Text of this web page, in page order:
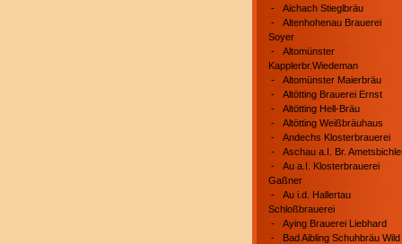
- Aichach Stieglbräu
- Altenhohenau Brauerei
Soyer
- Altomünster
Kapplerbr.Wiedeman
- Altomünster Maierbräu
- Altötting Brauerei Ernst
- Altötting Hell-Bräu
- Altötting Weißbräuhaus
- Andechs Klosterbrauerei
- Aschau a.I. Br.
- Au a.I. Klosterbrauerei
Gaßner
- Au i.d. Hallertau
Schloßbrauerei
- Aying Brauerei Liebhard
- Bad Aibling Schuhbräu Wild